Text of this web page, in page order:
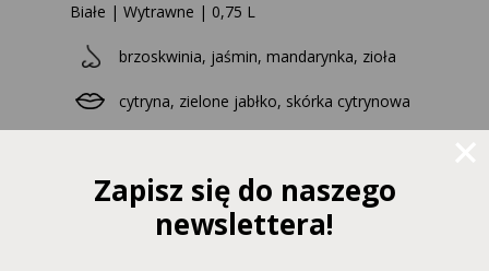
Białe | Wytrawne | 0,75 L
brzoskwinia, jaśmin, mandarynka, zioła
cytryna, zielone jabłko, skórka cytrynowa
Zapisz się do naszego
newslettera!